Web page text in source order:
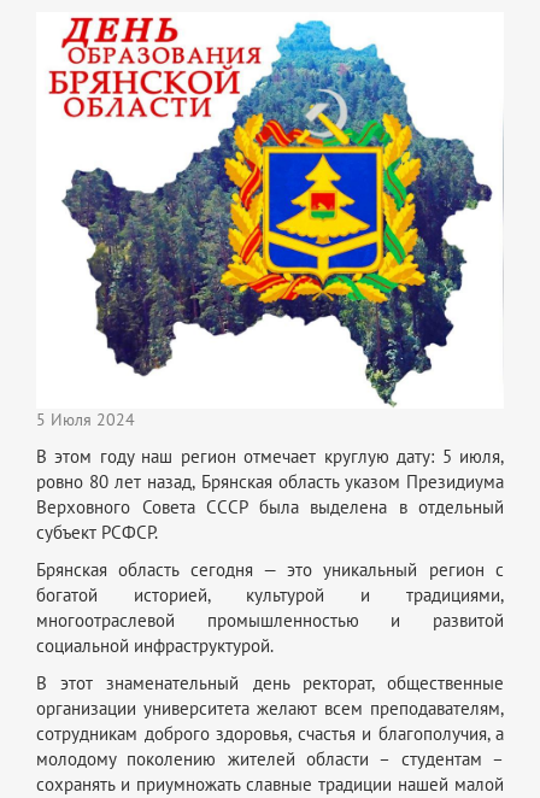
5 Июля 2024
В этом году наш регион отмечает круглую дату: 5 июля,
ровно 80 лет назад, Брянская область указом Президиума
Верховного Совета СССР была выделена в отдельный
субъект РСФСР.
Брянская область сегодня — это уникальный регион с
богатой историей, культурой и традициями,
многоотраслевой промышленностью и развитой
социальной инфраструктурой.
В этот знаменательный день ректорат, общественные
организации университета желают всем преподавателям,
сотрудникам доброго здоровья, счастья и благополучия, а
молодому поколению жителей области – студентам –
сохранять и приумножать славные традиции нашей малой